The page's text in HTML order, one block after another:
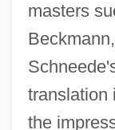
masters
translation
the